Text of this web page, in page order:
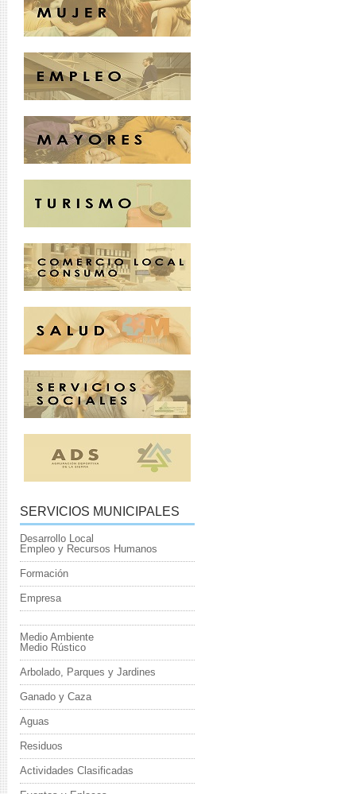
SERVICIOS MUNICIPALES
Desarrollo Local
Empleo y Recursos Humanos
Formación
Empresa
Medio Ambiente
Medio Rústico
Arbolado, Parques y Jardines
Ganado y Caza
Aguas
Residuos
Actividades Clasificadas